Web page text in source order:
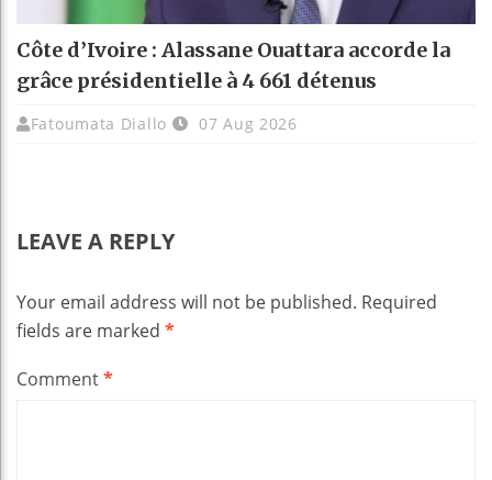
Côte d’Ivoire : Alassane Ouattara accorde la
grâce présidentielle à 4 661 détenus
Fatoumata Diallo 07 Aug 2026
LEAVE A REPLY
Your email address will not be published. Required
fields are marked *
Comment*